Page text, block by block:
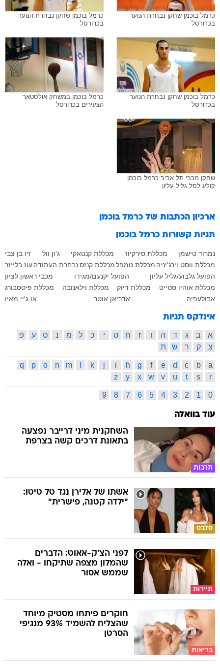
כרמל בוכמן שחקן נבחרת הנוער
בכדורסל
כרמל בוכמן שחקן נבחרת הנוער
בכדורסל
כרמל בוכמן שחקן נבחרת הנוער
בכדורסל
כרמל בוכמן במשחק אולסטאר
הצעירים בכדורסל
שחקן מכבי תל אביב כרמל בוכמן
קולע לסל גליל עליון
ארכיון הכתבות של כרמל בוכמן
תגיות קשורות כרמל בוכמן
נמרוד טישמן מכללת סירקיוז מכללת קנטאקי ג'ון וול
זיו בן צבי
מכללת ווסט וירג'יניה מכללת טמפלמכללת קנזסנבחרת העתודהעוז בלייזר
הפועל גלבוע/גליל עליון
הפועל יקנעם/מגידו
מכבי ראשון לציון
מכללת אוהיו סטייט
מכללת דיוק מכללת וילאנובה
מכללת פיטסבורג
אבולעפיה
אדריאן אוטר או ג'יי מאיו
אינדקס תגיות
א ב ג ד ה ו ז ח ט י כ ל מ נ ס ע
פ
צ
ק ר ש ת
a
b
c
d
e
f
g
h
i
j
k
m
n
o
p
q
r
s
t
u
v
w
x
y
z
0
1
2
3
4
5
6
7
8
9
עוד בוואלה
תרבות
השחקנית מיני דרייבר נפצעה
בתאונת דרכים קשה בצרפת
סלבס
אשתו של אלירן נגד טל טיטו:
"ילדה קטנה, פישרית"
תיירות
לפני הצ'ק-אאוט: הדברים
שהמלון מצפה שתיקחו - ואלה
שממש אסור
בריאות
חוקרים פיתחו מסטיק מיוחד
שהצליח להשמיד 93% מנגיפי
הסרטן